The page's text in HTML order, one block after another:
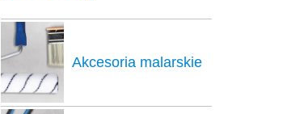
Akcesoria malarskie